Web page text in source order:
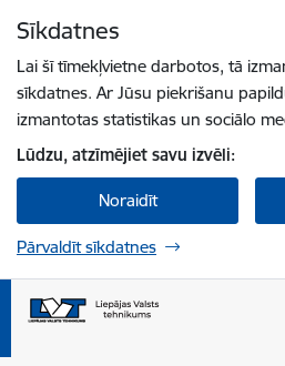
Sīkdatnes
Lai šī tīmekļvietne darbotos, tā
sīkdatnes. Ar Jūsu piekrišanu
izmantotas statistikas un sociālo
Lūdzu, atzīmējiet savu izvēli:
Noraidīt
Pārvaldīt sīkdatnes